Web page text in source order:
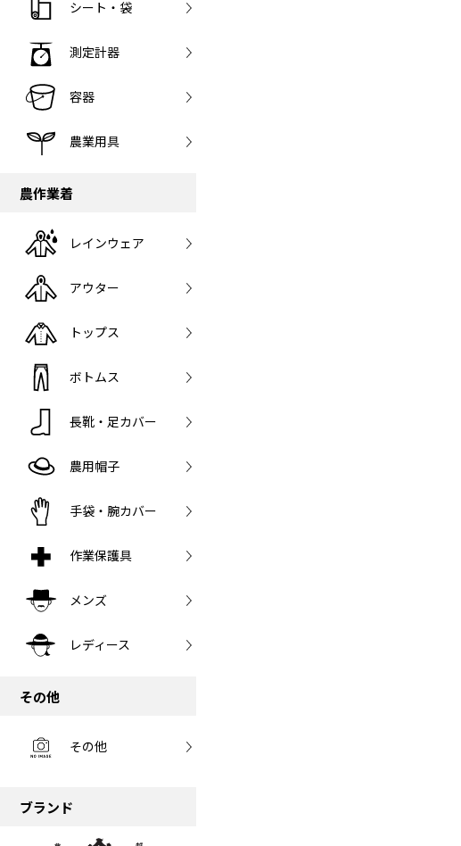
シート・袋
測定計器
容器
農業用具
農作業着
レインウェア
アウター
トップス
ボトムス
長靴・足カバー
農用帽子
手袋・腕カバー
作業保護具
メンズ
レディース
その他
その他
ブランド